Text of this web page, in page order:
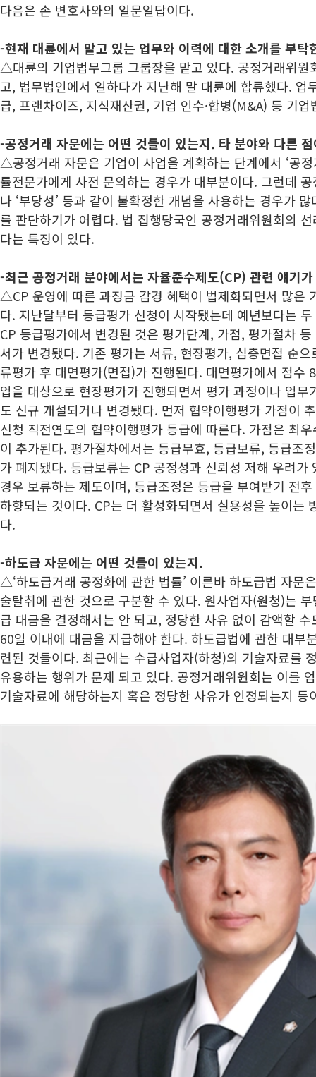
다음은 손 변호사와의 일문일답이다.
-현재 대륜에서 맡고 있는 업무와 이력에 대한 소개를 부탁
△대륜의 기업법무그룹 그룹장을 맡고 있다. 공정거래위원
고, 법무법인에서 일하다가 지난해 말 대륜에 합류했다. 업
급, 프랜차이즈, 지식재산권, 기업 인수·합병(M&A) 등 기
-공정거래 자문에는 어떤 것들이 있는지. 타 분야와 다른
△공정거래 자문은 기업이 사업을 계획하는 단계에서 ‘공
률전문가에게 사전 문의하는 경우가 대부분이다. 그런데 공
나 ‘부당성’ 등과 같이 불확정한 개념을 사용하는 경우가
를 판단하기가 어렵다. 법 집행당국인 공정거래위원회의
다는 특징이 있다.
-최근 공정거래 분야에서는 자율준수제도(CP) 관련 얘기
△CP 운영에 따른 과징금 감경 혜택이 법제화되면서 많은
다. 지난달부터 등급평가 신청이 시작됐는데 예년보다는
CP 등급평가에서 변경된 것은 평가단계, 가점, 평가절차
서가 변경됐다. 기존 평가는 서류, 현장평가, 심층면접 순
류평가 후 대면평가(면접)가 진행된다. 대면평가에서 점수
업을 대상으로 현장평가가 진행되면서 평가 과정이나 업무
도 신규 개설되거나 변경됐다. 먼저 협약이행평가 가점이
신청 직전연도의 협약이행평가 등급에 따른다. 가점은 최
이 추가된다. 평가절차에서는 등급무효, 등급보류, 등급조
가 폐지됐다. 등급보류는 CP 공정성과 신뢰성 저해 우려가
경우 보류하는 제도이며, 등급조정은 등급을 부여받기 전
하향되는 것이다. CP는 더 활성화되면서 실용성을 높이는
다.
-하도급 자문에는 어떤 것들이 있는지.
△‘하도급거래 공정화에 관한 법률’ 이른바 하도급법 자문
술탈취에 관한 것으로 구분할 수 있다. 원사업자(원청)는
급 대금을 결정해서는 안 되고, 정당한 사유 없이 감액할
60일 이내에 대금을 지급해야 한다. 하도급법에 관한 대부
련된 것들이다. 최근에는 수급사업자(하청)의 기술자료를
유용하는 행위가 문제 되고 있다. 공정거래위원회는 이를
기술자료에 해당하는지 혹은 정당한 사유가 인정되는지 등